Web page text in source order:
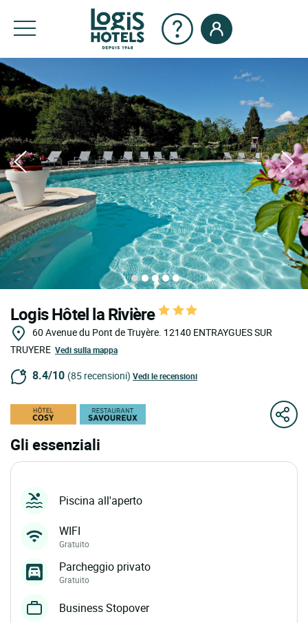
Logis Hôtel la Rivière
60 Avenue du Pont de Truyère. 12140 ENTRAYGUES SUR
TRUYERE Vedi sulla mappa
8.4/10 (85 recensioni) Vedi le recensioni
Gli essenziali
Piscina all'aperto
WIFI
Gratuito
Parcheggio privato
Gratuito
Business Stopover